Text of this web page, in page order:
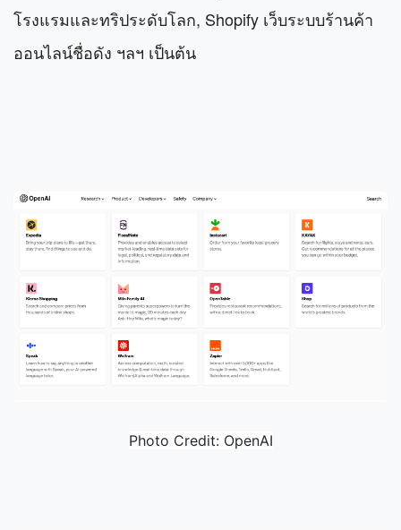
โรงแรมและทริประดับโลก, Shopify เว็บระบบร้านค้า
ออนไลน์ชื่อดัง ฯลฯ เป็นต้น
Photo Credit: OpenAI